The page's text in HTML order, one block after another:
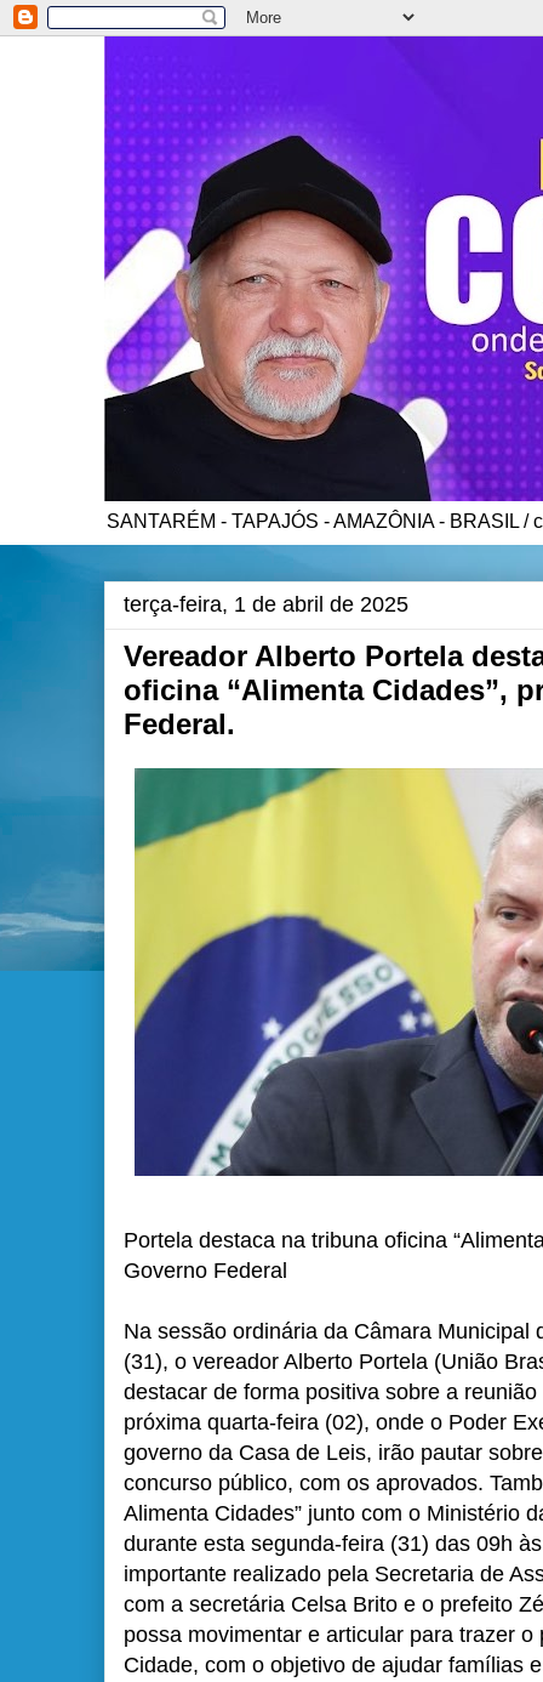
SANTARÉM - TAPAJÓS - AMAZÔNIA - BRASIL /
terça-feira, 1 de abril de 2025
Vereador Alberto Portela
oficina “Alimenta Cidades”,
Federal.
Portela destaca na tribuna oficina
Governo Federal
Na sessão ordinária da Câmara Municipal
(31), o vereador Alberto Portela (União
destacar de forma positiva sobre a
próxima quarta-feira (02), onde o Poder
governo da Casa de Leis, irão pautar
concurso público, com os aprovados.
Alimenta Cidades” junto com o Ministério
durante esta segunda-feira (31) das 09h
importante realizado pela Secretaria de
com a secretária Celsa Brito e o prefeito
possa movimentar e articular para trazer
Cidade, com o objetivo de ajudar famílias